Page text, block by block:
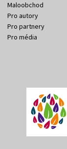
Maloobchod
Pro autory
Pro partnery
Pro média